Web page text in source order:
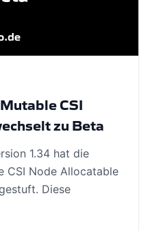
CSI
zu Beta
1.34 hat die
CSI Node Allocatable
Diese